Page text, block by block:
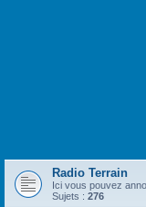
Radio Terrain
Ici vous pouvez
Sujets : 276